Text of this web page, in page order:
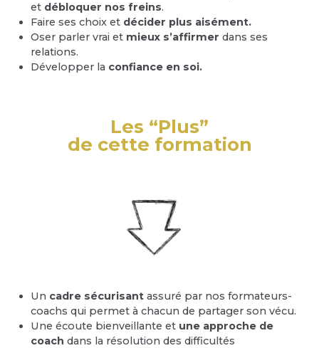
et débloquer nos freins.
Faire ses choix et décider plus aisément.
Oser parler vrai et mieux s’affirmer dans ses
relations.
Développer la confiance en soi.
Les “Plus”
de cette formation
Un cadre sécurisant assuré par nos formateurs-
coachs qui permet à chacun de partager son vécu.
Une écoute bienveillante et une approche de
coach dans la résolution des difficultés